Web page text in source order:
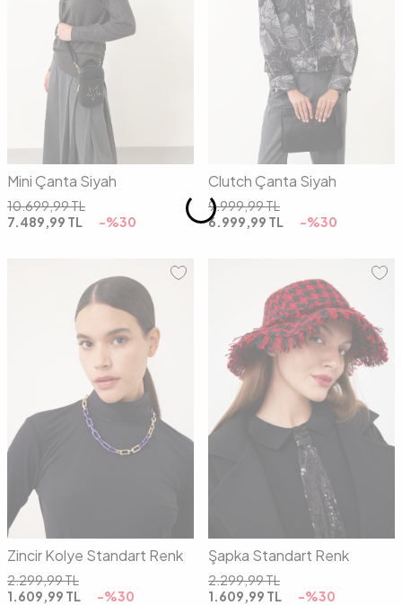
00
Mini Çanta Siyah
10.699,99TL
7.489,99 TL -%30
00
Clutch Çanta Siyah
9.999,99TL
6.999,99 TL -%30
00
Zincir Kolye Standart Renk
2.299,99TL
1.609,99 TL -%30
00
Şapka Standart Renk
2.299,99TL
1.609,99 TL -%30